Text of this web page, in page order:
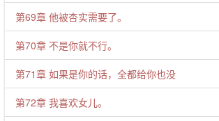
第69章 他被杏实需要了。
第70章 不是你就不行。
第71章 如果是你的话，全都给你也没
第72章 我喜欢女儿。